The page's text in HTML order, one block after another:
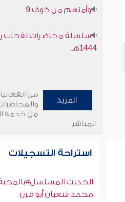
وأمنهم من خوف 9
سلسلة محاضرات نفحات
1444هـ
المزيد
من
من خدمة
المباشر
استراحة التسجيلات
الحديث
محمد شعبان أبو قرن